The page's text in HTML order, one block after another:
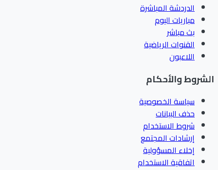
الدردشة المباشرة
مباريات اليوم
بث مباشر
القنوات الرياضية
اللاعبون
والأحكام
سياسة الخصوصية
حذف البيانات
شروط الاستخدام
إرشادات المجتمع
إخلاء المسؤولية
اتفاقية الاستخدام